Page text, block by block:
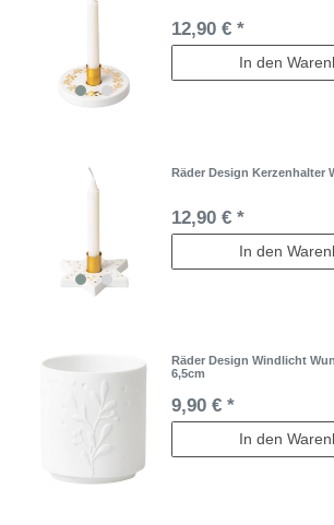
12,90 € *
In den
Räder Design Kerzenhalter
12,90 € *
In den
Räder Design Windlicht
6,5cm
9,90 € *
In den